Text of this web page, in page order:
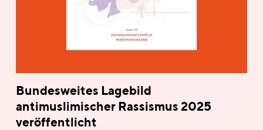
Bundesweites Lagebild
antimuslimischer Rassismus 2025
veröffentlicht